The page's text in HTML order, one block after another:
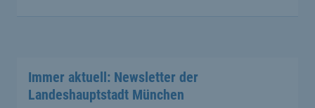
Immer aktuell: Newsletter der
Landeshauptstadt München